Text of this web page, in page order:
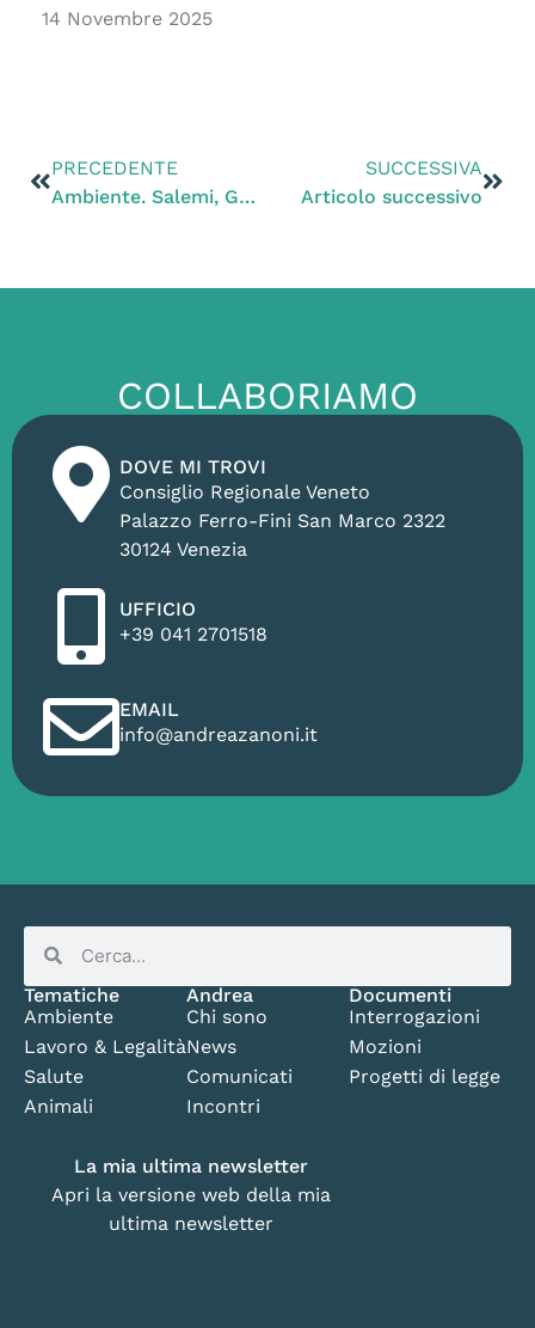
14 Novembre 2025
PRECEDENTE
Ambiente. Salemi, Guarda, Zottis e Zanoni: difendere la Lessinia e non gettare i soldi
SUCCESSIVA
Articolo successivo
COLLABORIAMO
DOVE MI TROVI
Consiglio Regionale Veneto
Palazzo Ferro-Fini San Marco 2322
30124 Venezia
UFFICIO
+39 041 2701518
EMAIL
info@andreazanoni.it
Tematiche
Ambiente
Lavoro & Legalità
Salute
Animali
Andrea
Chi sono
News
Comunicati
Incontri
Documenti
Interrogazioni
Mozioni
Progetti di legge
La mia ultima newsletter
Apri la versione web della mia
ultima newsletter